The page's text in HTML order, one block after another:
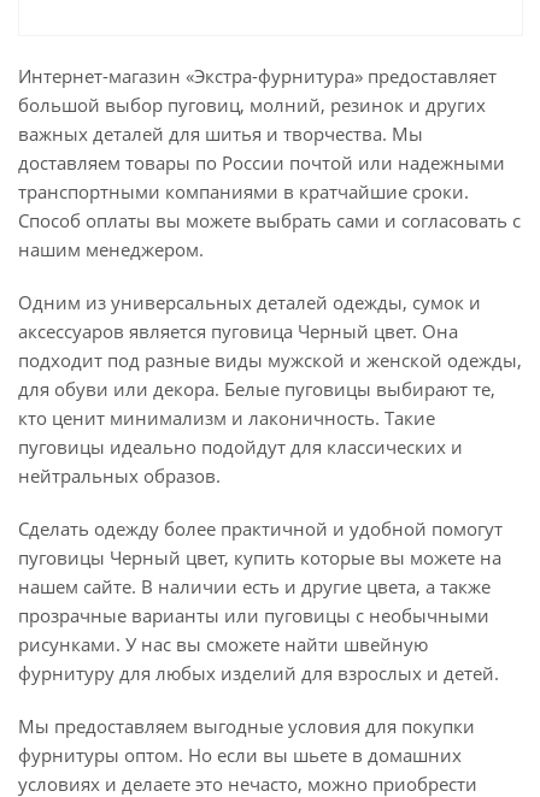
Интернет-магазин «Экстра-фурнитура» предоставляет
большой выбор пуговиц, молний, резинок и других
важных деталей для шитья и творчества. Мы
доставляем товары по России почтой или надежными
транспортными компаниями в кратчайшие сроки.
Способ оплаты вы можете выбрать сами и согласовать с
нашим менеджером.
Одним из универсальных деталей одежды, сумок и
аксессуаров является пуговица Черный цвет. Она
подходит под разные виды мужской и женской одежды,
для обуви или декора. Белые пуговицы выбирают те,
кто ценит минимализм и лаконичность. Такие
пуговицы идеально подойдут для классических и
нейтральных образов.
Сделать одежду более практичной и удобной помогут
пуговицы Черный цвет, купить которые вы можете на
нашем сайте. В наличии есть и другие цвета, а также
прозрачные варианты или пуговицы с необычными
рисунками. У нас вы сможете найти швейную
фурнитуру для любых изделий для взрослых и детей.
Мы предоставляем выгодные условия для покупки
фурнитуры оптом. Но если вы шьете в домашних
условиях и делаете это нечасто, можно приобрести